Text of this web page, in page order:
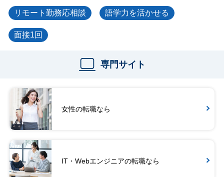
リモート勤務応相談 語学力を活かせる
面接1回
専門サイト
女性の転職なら
IT・Webエンジニアの転職なら